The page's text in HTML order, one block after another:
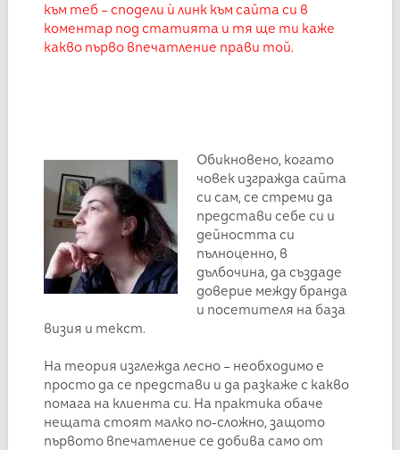
към теб – сподели ѝ линк към сайта си в
коментар под статията и тя ще ти каже
какво първо впечатление прави той.
Обикновено, когато
човек изгражда сайта
си сам, се стреми да
представи себе си и
дейността си
пълноценно, в
дълбочина, да създаде
доверие между бранда
и посетителя на база
визия и текст.
На теория изглежда лесно – необходимо е
просто да се представи и да разкаже с какво
помага на клиента си. На практика обаче
нещата стоят малко по-сложно, защото
първото впечатление се добива само от